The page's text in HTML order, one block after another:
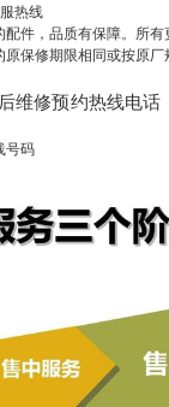
热线
件，品质有保障。所
保修期限相同或按原厂
维修预约热线电话
号码